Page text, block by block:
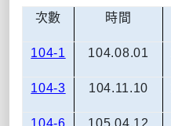
次數 時間
104-1 104.08.01
104-3 104.11.10
104-6 105.04.12